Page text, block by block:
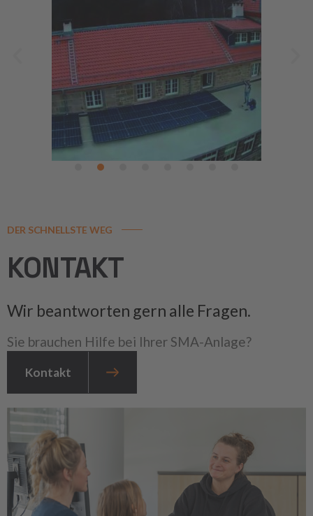
DER SCHNELLSTE WEG
KONTAKT
Wir beantworten gern alle Fragen.
Sie brauchen Hilfe bei Ihrer SMA-Anlage?
Kontakt